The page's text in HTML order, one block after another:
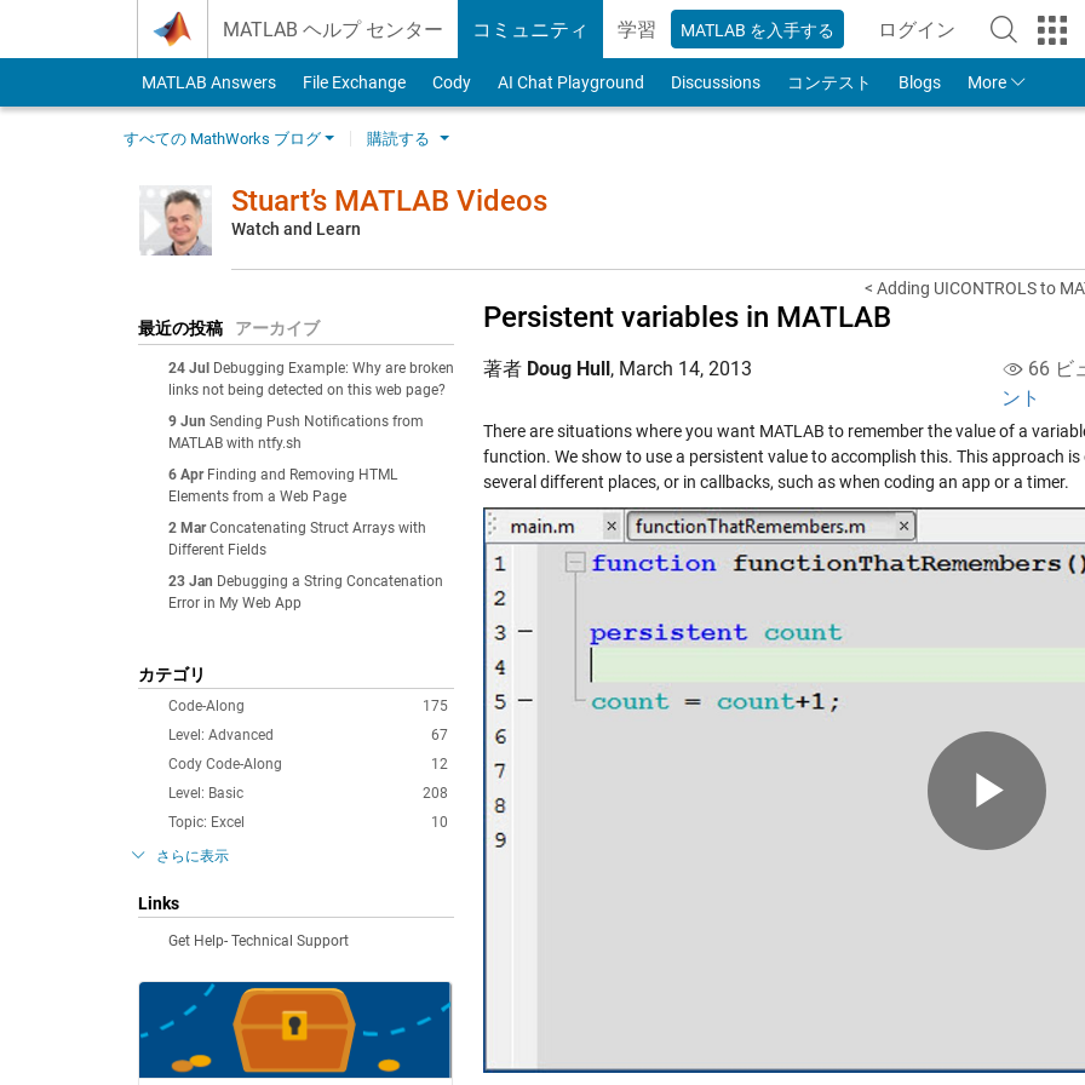
MATLAB ヘルプ センター コミュニティ 学習 MATLAB を入手する ログイン
to Your
MATLAB Answers File Exchange Cody AI Chat Playground Discussions コンテスト Blogs More
すべての MathWorks ブログ 購読する
Stuart’s MATLAB Videos
Watch and Learn
最近の投稿 アーカイブ
24 Jul
Debugging Example: Why are broken
links not being detected on this web page?
9 Jun Sending Push Notifications from
MATLAB with ntfy.sh
6 Apr Finding and Removing HTML
Elements from a Web Page
2 Mar Concatenating Struct Arrays with
Different Fields
23 Jan Debugging a String Concatenation
Error in My Web App
カテゴリ
175
Code-Along
67
Level: Advanced
12
Cody Code-Along
208
Level: Basic
10
Topic: Excel
さらに表示
Links
Get Help- Technical Support
< Adding UICONTROLS to
Persistent variables in MATLAB
著者 Doug Hull, March 14, 2013
66 ビ
ント
There are situations where you want MATLAB to remember the value of a
function. We show to use a persistent value to accomplish this. This approach
several different places, or in callbacks, such as when coding an app or a timer.